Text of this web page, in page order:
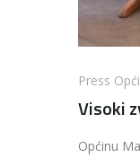
Press
Visoki
Općinu